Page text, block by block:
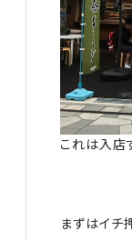
これは入店
まずはイチ